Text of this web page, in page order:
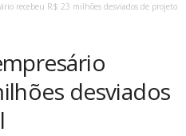
recebeu R$ 23 milhões desviados de projeto
desviados